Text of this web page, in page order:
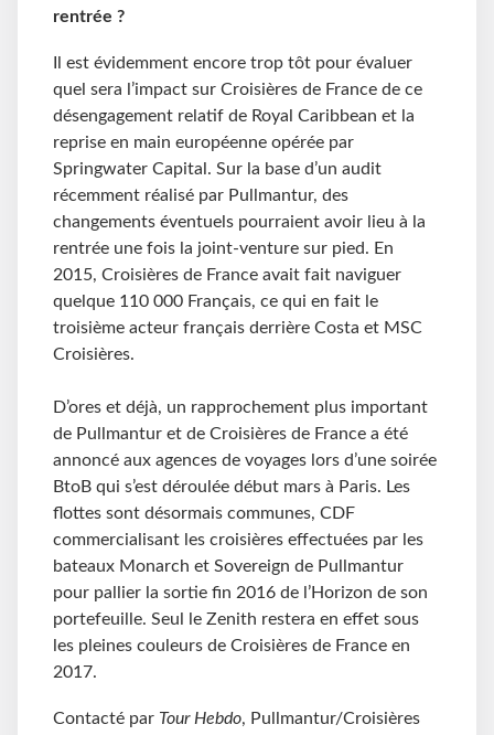
rentrée ?
Il est évidemment encore trop tôt pour évaluer
quel sera l’impact sur Croisières de France de ce
désengagement relatif de Royal Caribbean et la
reprise en main européenne opérée par
Springwater Capital. Sur la base d’un audit
récemment réalisé par Pullmantur, des
changements éventuels pourraient avoir lieu à la
rentrée une fois la joint-venture sur pied. En
2015, Croisières de France avait fait naviguer
quelque 110 000 Français, ce qui en fait le
troisième acteur français derrière Costa et MSC
Croisières.
D’ores et déjà, un rapprochement plus important
de Pullmantur et de Croisières de France a été
annoncé aux agences de voyages lors d’une soirée
BtoB qui s’est déroulée début mars à Paris. Les
flottes sont désormais communes, CDF
commercialisant les croisières effectuées par les
bateaux Monarch et Sovereign de Pullmantur
pour pallier la sortie fin 2016 de l’Horizon de son
portefeuille. Seul le Zenith restera en effet sous
les pleines couleurs de Croisières de France en
2017.
Contacté par Tour Hebdo, Pullmantur/Croisières